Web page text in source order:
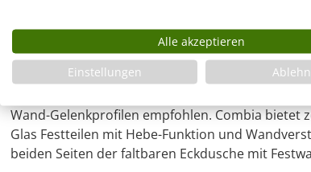
Rahmenlose Dusche mit Falttür
Der "unsichtbare" Wandausgleich auch von
Glas Duschen nahezu einzigartig ist. Oft ist
edle rahmenlose Falttür in der Duschkabine
Wand-Gelenkprofilen empfohlen. Combia bietet
Glas Festteilen mit Hebe-Funktion und
beiden Seiten der faltbaren Eckdusche mit
Alle akzeptieren
Einstellungen